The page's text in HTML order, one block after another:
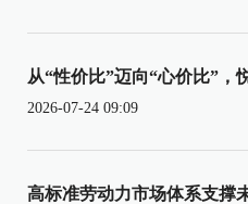
从“性价比”迈向“心价比”，
2026-07-24 09:09
高标准劳动力市场体系支撑